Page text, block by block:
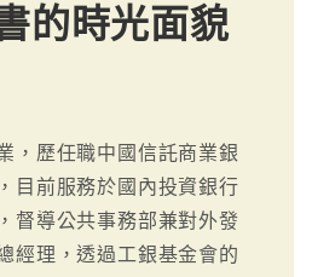
的時光面貌
，歷任職中國信託商業銀
目前服務於國內投資銀行
督導公共事務部兼對外發
經理，透過工銀基金會的